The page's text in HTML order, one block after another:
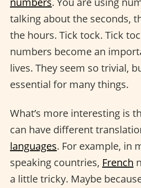
talking about the seconds,
the hours. Tick tock. Tick
numbers become an
lives. They seem so trivial,
essential for many things.
What’s more interesting is
can have different
languages. For example, in
speaking countries, French
a little tricky. Maybe